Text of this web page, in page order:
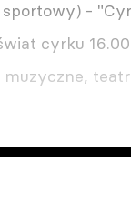
-
cyrku